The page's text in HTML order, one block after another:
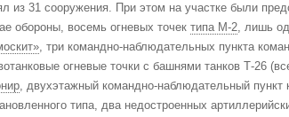
из 31 сооружения. При этом на участке были
обороны, восемь огневых точек типа М-2, лишь
, три командно-наблюдательных пункта
огневые точки с башнями танков Т-26
, двухэтажный командно-наблюдательный пункт
типа, два недостроенных